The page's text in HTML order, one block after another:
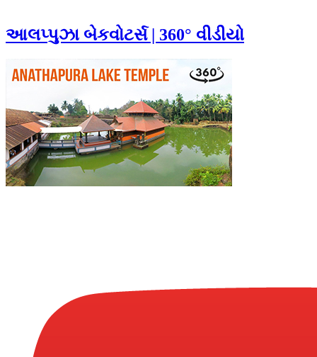
આલપ્પુઝા બેકવોટર્સ | 360° વીડીયો